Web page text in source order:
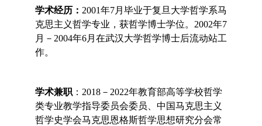
学术经历： 2001年7月毕业于复旦大学哲学系马
克思主义哲学专业，获哲学博士学位。 2002年7
月－ 2004年6月在武汉大学哲学博士后流动站工
作。
学术兼职 ： 2018 － 2022年教育部高等学校哲学
类专业教学指导委员会委员、中国马克思主义
哲学史学会马克思恩格斯哲学思想研究分会常